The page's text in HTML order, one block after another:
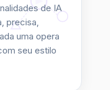
precisa,
uma opera
seu estilo